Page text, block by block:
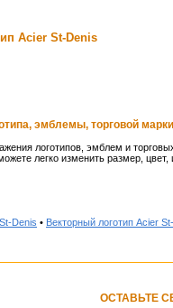
Acier St-Denis
эмблемы, торговой
логотипов, эмблем и
легко изменить размер,
Denis • Векторный логотип Acier
ОСТАВЬТЕ